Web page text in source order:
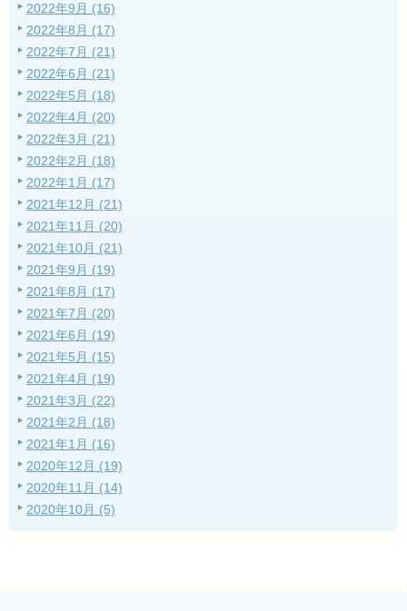
2022年9月 (16)
2022年8月 (17)
2022年7月 (21)
2022年6月 (21)
2022年5月 (18)
2022年4月 (20)
2022年3月 (21)
2022年2月 (18)
2022年1月 (17)
2021年12月 (21)
2021年11月 (20)
2021年10月 (21)
2021年9月 (19)
2021年8月 (17)
2021年7月 (20)
2021年6月 (19)
2021年5月 (15)
2021年4月 (19)
2021年3月 (22)
2021年2月 (18)
2021年1月 (16)
2020年12月 (19)
2020年11月 (14)
2020年10月 (5)